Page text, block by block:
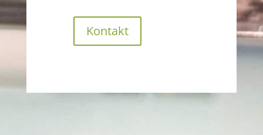
Kontakt